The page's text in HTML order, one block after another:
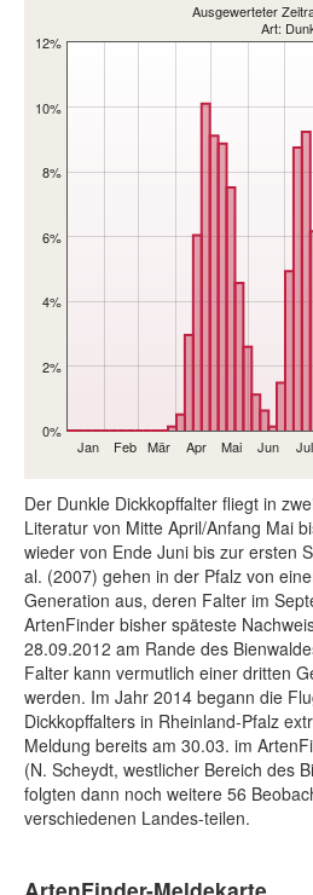
Jan Feb Mär Apr Mai Jun Jul
0%
2%
4%
6%
8%
10%
12%
Ausgewerteter
Art:
Der Dunkle Dickkopffalter fliegt in
Literatur von Mitte April/Anfang Mai
wieder von Ende Juni bis zur ersten
al. (2007) gehen in der Pfalz von
Generation aus, deren Falter im
ArtenFinder bisher späteste
28.09.2012 am Rande des
Falter kann vermutlich einer dritten
werden. Im Jahr 2014 begann die
Dickkopffalters in Rheinland-Pfalz
Meldung bereits am 30.03. im
(N. Scheydt, westlicher Bereich des
folgten dann noch weitere 56
verschiedenen Landes-teilen.